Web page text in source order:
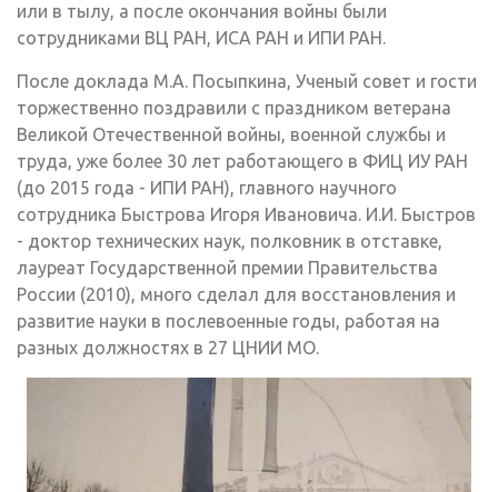
или в тылу, а после окончания войны были
сотрудниками ВЦ РАН, ИСА РАН и ИПИ РАН.
После доклада М.А. Посыпкина, Ученый совет и гости
торжественно поздравили с праздником ветерана
Великой Отечественной войны, военной службы и
труда, уже более 30 лет работающего в ФИЦ ИУ РАН
(до 2015 года - ИПИ РАН), главного научного
сотрудника Быстрова Игоря Ивановича. И.И. Быстров
- доктор технических наук, полковник в отставке,
лауреат Государственной премии Правительства
России (2010), много сделал для восстановления и
развитие науки в послевоенные годы, работая на
разных должностях в 27 ЦНИИ МО.